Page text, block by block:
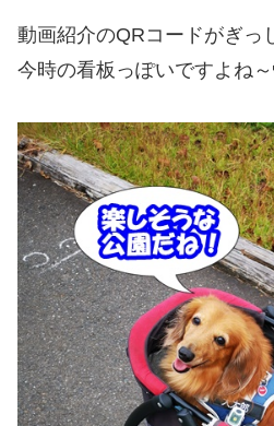
動画紹介のQRコードがぎっ
今時の看板っぽいですよね